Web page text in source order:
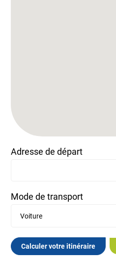
Adresse de départ
Mode de transport
Calculer votre itinéraire